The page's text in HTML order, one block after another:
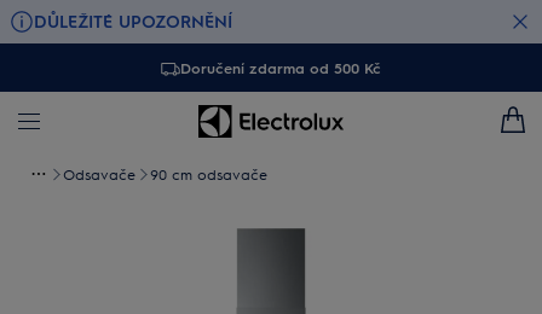
DŮLEŽITÉ UPOZORNĚNÍ
Doručení zdarma od 500 Kč
Odsavače 90 cm odsavače